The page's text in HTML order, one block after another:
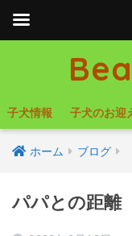
子犬情報 子犬のお迎
ホーム ブログ
パパとの距離